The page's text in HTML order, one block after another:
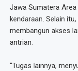
Jawa Sumatera
kendaraan. Selain
membangun akses
antrian.
“Tugas lainnya,